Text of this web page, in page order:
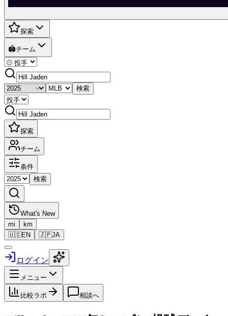
探索
🏟️チーム
検索
探索
チーム
条件
検索
What's New
mi
km
🇺🇸EN 🇯🇵JA
ログイン
メニュー
比較ラボ 相談へ